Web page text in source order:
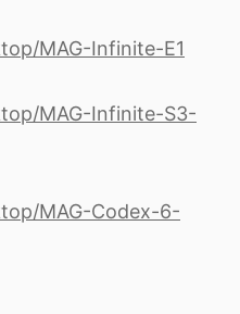
MAG-Infinite-E1
MAG-Infinite-S3-
MAG-Codex-6-